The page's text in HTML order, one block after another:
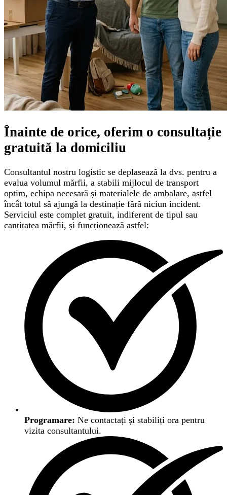
Înainte de orice, oferim o consultație
gratuită la domiciliu
Consultantul nostru logistic se deplasează la dvs. pentru a
evalua volumul mărfii, a stabili mijlocul de transport
optim, echipa necesară și materialele de ambalare, astfel
încât totul să ajungă la destinație fără niciun incident.
Serviciul este complet gratuit, indiferent de tipul sau
cantitatea mărfii, și funcționează astfel:
Programare: Ne contactați și stabiliți ora pentru
vizita consultantului.